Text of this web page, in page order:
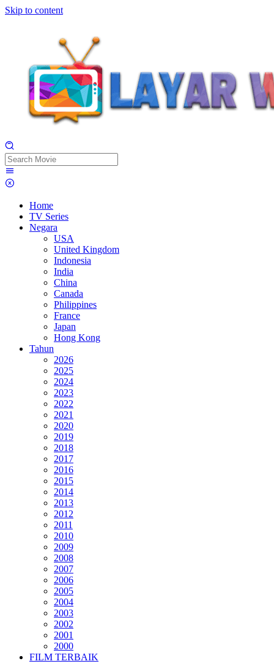
Skip to content
Home
TV Series
Negara
USA
United Kingdom
Indonesia
India
China
Canada
Philippines
France
Japan
Hong Kong
Tahun
2026
2025
2024
2023
2022
2021
2020
2019
2018
2017
2016
2015
2014
2013
2012
2011
2010
2009
2008
2007
2006
2005
2004
2003
2002
2001
2000
FILM TERBAIK